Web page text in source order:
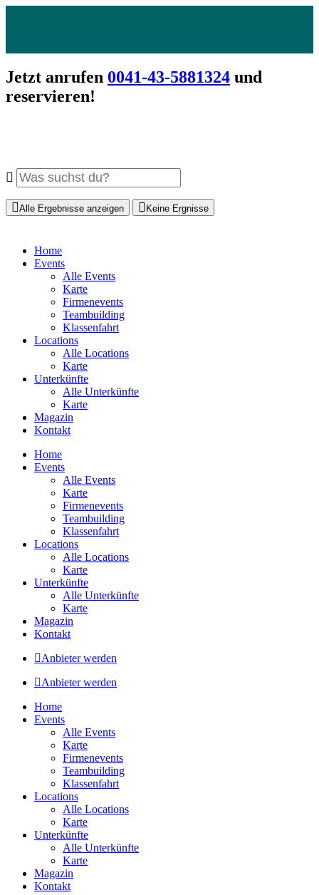
Jetzt anrufen 0041-43-5881324 und
reservieren!
Alle Ergebnisse anzeigen Keine Ergnisse
Home
Events
Alle Events
Karte
Firmenevents
Teambuilding
Klassenfahrt
Locations
Alle Locations
Karte
Unterkünfte
Alle Unterkünfte
Karte
Magazin
Kontakt
Home
Events
Alle Events
Karte
Firmenevents
Teambuilding
Klassenfahrt
Locations
Alle Locations
Karte
Unterkünfte
Alle Unterkünfte
Karte
Magazin
Kontakt
Anbieter werden
Anbieter werden
Home
Events
Alle Events
Karte
Firmenevents
Teambuilding
Klassenfahrt
Locations
Alle Locations
Karte
Unterkünfte
Alle Unterkünfte
Karte
Magazin
Kontakt